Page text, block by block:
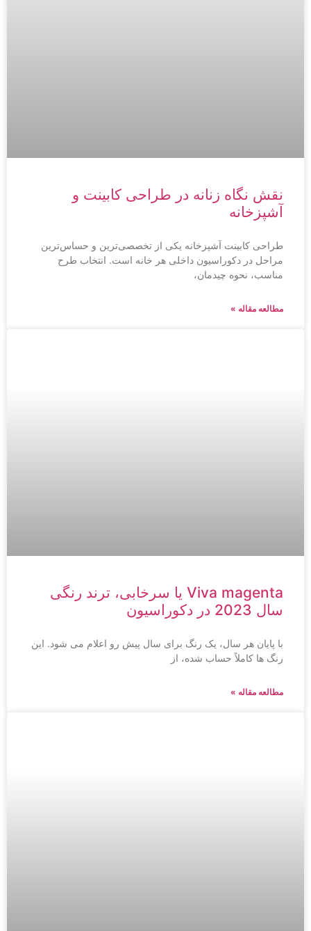
نقش نگاه زنانه در طراحی کابینت و
آشپزخانه
طراحی کابینت آشپزخانه یکی از تخصصی‌ترین و حساس‌ترین
مراحل در دکوراسیون داخلی هر خانه است. انتخاب طرح
مناسب، نحوه چیدمان،
مطالعه مقاله »
Viva magenta یا سرخابی، ترند رنگی
سال 2023 در دکوراسیون
با پایان هر سال، یک رنگ برای سال پیش رو اعلام می شود. این
رنگ ها کاملاً حساب شده، از
مطالعه مقاله »